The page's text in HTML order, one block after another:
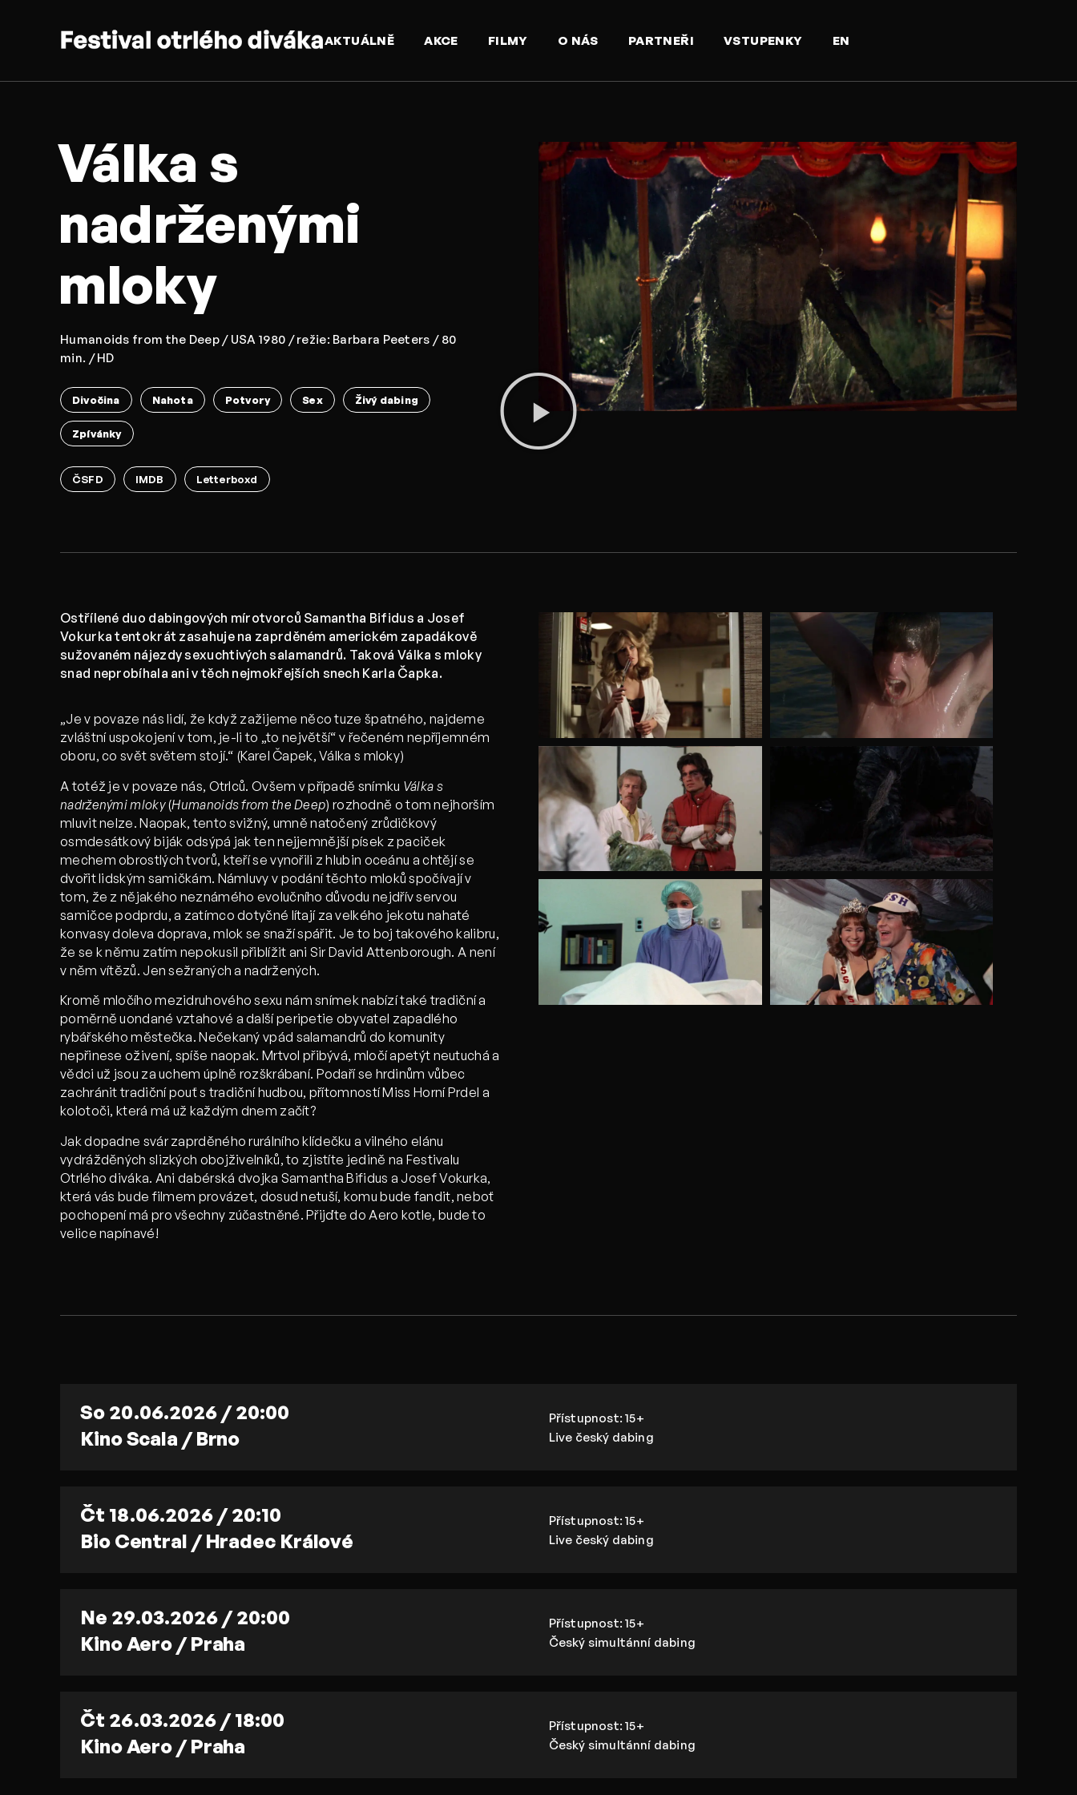
AKTUÁLNĚ AKCE FILMY O NÁS PARTNEŘI VSTUPENKY EN
Válka s
nadrženými
mloky
Humanoids from the Deep / USA 1980 / režie: Barbara Peeters / 80
min. / HD
Divočina Nahota Potvory Sex Živý dabing
Zpívánky
ČSFD IMDB Letterboxd
Ostřílené duo dabingových mírotvorců Samantha Bifidus a Josef
Vokurka tentokrát zasahuje na zaprděném americkém zapadákově
sužovaném nájezdy sexuchtivých salamandrů. Taková Válka s mloky
snad neprobíhala ani v těch nejmokřejších snech Karla Čapka.
„Je v povaze nás lidí, že když zažijeme něco tuze špatného, najdeme
zvláštní uspokojení v tom, je-li to „to největší“ v řečeném nepříjemném
oboru, co svět světem stojí.“ (Karel Čapek, Válka s mloky)
A totéž je v povaze nás, Otrlců. Ovšem v případě snímku Válka s
nadrženými mloky(Humanoids from the Deep) rozhodně o tom nejhorším
mluvit nelze. Naopak, tento svižný, umně natočený zrůdičkový
osmdesátkový biják odsýpá jak ten nejjemnější písek z paciček
mechem obrostlých tvorů, kteří se vynořili z hlubin oceánu a chtějí se
dvořit lidským samičkám. Námluvy v podání těchto mloků spočívají v
tom, že z nějakého neznámého evolučního důvodu nejdřív servou
samičce podprdu, a zatímco dotyčné lítají za velkého jekotu nahaté
konvasy doleva doprava, mlok se snaží spářit. Je to boj takového kalibru,
že se k němu zatím nepokusil přiblížit ani Sir David Attenborough. A není
v něm vítězů. Jen sežraných a nadržených.
Kromě mločího mezidruhového sexu nám snímek nabízí také tradiční a
poměrně uondané vztahové a další peripetie obyvatel zapadlého
rybářského městečka. Nečekaný vpád salamandrů do komunity
nepřinese oživení, spíše naopak. Mrtvol přibývá, mločí apetýt neutuchá a
vědci už jsou za uchem úplně rozškrábaní. Podaří se hrdinům vůbec
zachránit tradiční pouť s tradiční hudbou, přítomností Miss Horní Prdel a
kolotoči, která má už každým dnem začít?
Jak dopadne svár zaprděného rurálního klídečku a vilného elánu
vydrážděných slizkých obojživelníků, to zjistíte jedině na Festivalu
Otrlého diváka. Ani dabérská dvojka Samantha Bifidus a Josef Vokurka,
která vás bude filmem provázet, dosud netuší, komu bude fandit, neboť
pochopení má pro všechny zúčastněné. Přijďte do Aero kotle, bude to
velice napínavé!
So 20.06.2026 / 20:00
Kino Scala / Brno
Přístupnost:15+
Live český dabing
Čt 18.06.2026 / 20:10
Bio Central / Hradec Králové
Přístupnost:15+
Live český dabing
Ne 29.03.2026 / 20:00
Kino Aero / Praha
Přístupnost:15+
Český simultánní dabing
Čt 26.03.2026 / 18:00
Kino Aero / Praha
Přístupnost:15+
Český simultánní dabing